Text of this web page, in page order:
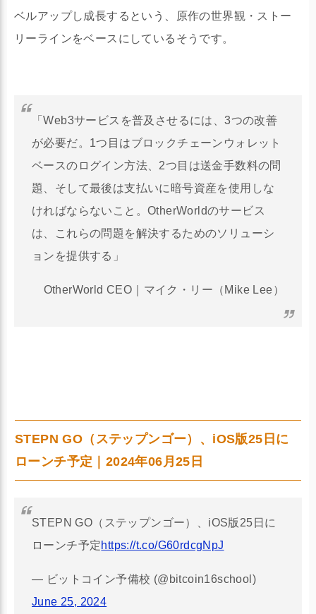
ベルアップし成長するという、原作の世界観・ストー
リーラインをベースにしているそうです。
「Web3サービスを普及させるには、3つの改善
が必要だ。1つ目はブロックチェーンウォレット
ベースのログイン方法、2つ目は送金手数料の問
題、そして最後は支払いに暗号資産を使用しな
ければならないこと。OtherWorldのサービス
は、これらの問題を解決するためのソリューシ
ョンを提供する」
OtherWorld CEO｜マイク・リー（Mike Lee）
STEPN GO（ステップンゴー）、iOS版25日に
ローンチ予定｜2024年06月25日
STEPN GO（ステップンゴー）、iOS版25日に
ローンチ予定https://t.co/G60rdcgNpJ
— ビットコイン予備校 (@bitcoin16school)
June 25, 2024